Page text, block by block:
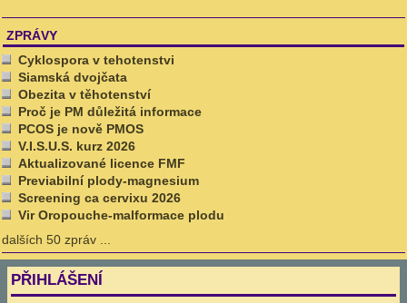
ZPRÁVY
Cyklospora v tehotenstvi
Siamská dvojčata
Obezita v těhotenství
Proč je PM důležitá informace
PCOS je nově PMOS
V.I.S.U.S. kurz 2026
Aktualizované licence FMF
Previabilní plody-magnesium
Screening ca cervixu 2026
Vir Oropouche-malformace plodu
dalších 50 zpráv ...
PŘIHLÁŠENÍ